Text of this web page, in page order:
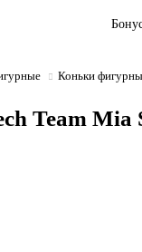
Коньки
Team Mia